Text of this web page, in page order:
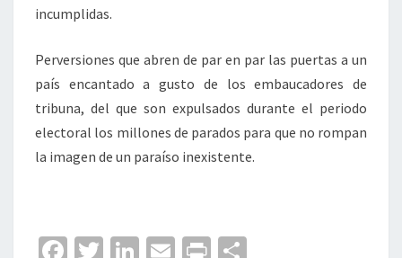
incumplidas.
Perversiones que abren de par en par las puertas a un
país encantado a gusto de los embaucadores de
tribuna, del que son expulsados durante el periodo
electoral los millones de parados para que no rompan
la imagen de un paraíso inexistente.
Fa T Li E Pr